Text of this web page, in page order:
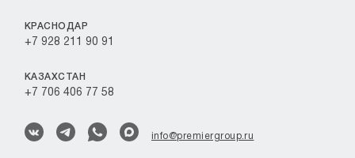
info@premiergroup.ru
КРАСНОДАР
+7 928 211 90 91
КАЗАХСТАН
+7 706 406 77 58